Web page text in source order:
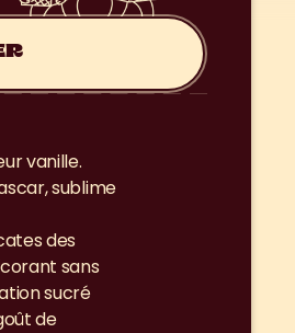
vanille.
sublime
des
sans
sucré
de